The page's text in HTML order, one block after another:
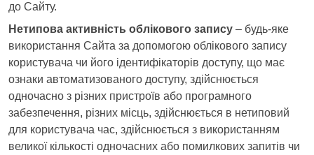
до Сайту.
Нетипова активність облікового запису – будь-яке
використання Сайта за допомогою облікового запису
користувача чи його ідентифікаторів доступу, що має
ознаки автоматизованого доступу, здійснюється
одночасно з різних пристроїв або програмного
забезпечення, різних місць, здійснюється в нетиповий
для користувача час, здійснюється з використанням
великої кількості одночасних або помилкових запитів чи